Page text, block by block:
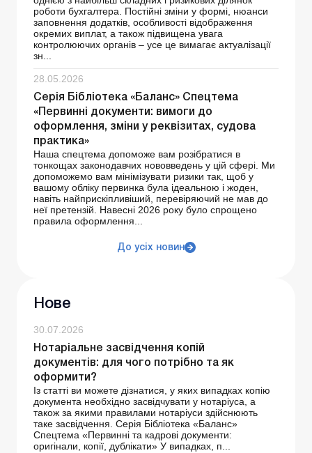
роботи бухгалтера. Постійні зміни у формі, нюанси
заповнення додатків, особливості відображення
окремих виплат, а також підвищена увага
контролюючих органів – усе це вимагає актуалізації
зн...
28.05.2026
Серія Бібліотека «Баланс» Спецтема
«Первинні документи: вимоги до
оформлення, зміни у реквізитах, судова
практика»
Наша спецтема допоможе вам розібратися в
тонкощах законодавчих нововведень у цій сфері. Ми
допоможемо вам мінімізувати ризики так, щоб у
вашому обліку первинка була ідеальною і жоден,
навіть найприскіпливіший, перевіряючий не мав до
неї претензій. Навесні 2026 року було спрощено
правила оформлення...
До усіх новин
Нове
30.07.2026
Нотаріальне засвідчення копій
документів: для чого потрібно та як
оформити?
Із статті ви можете дізнатися, у яких випадках копію
документа необхідно засвідчувати у нотаріуса, а
також за якими правилами нотаріуси здійснюють
таке засвідчення. Серія Бібліотека «Баланс»
Спецтема «Первинні та кадрові документи:
оригінали, копії, дублікати» У випадках, п...